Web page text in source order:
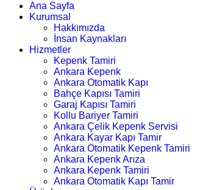
Ana Sayfa
Kurumsal
Hakkımızda
İnsan Kaynakları
Hizmetler
Kepenk Tamiri
Ankara Kepenk
Ankara Otomatik Kapı
Bahçe Kapısı Tamiri
Garaj Kapısı Tamiri
Kollu Bariyer Tamiri
Ankara Çelik Kepenk Servisi
Ankara Kayar Kapı Tamir
Ankara Otomatik Kepenk Tamiri
Ankara Kepenk Arıza
Ankara Kepenk Tamiri
Ankara Otomatik Kapı Tamir